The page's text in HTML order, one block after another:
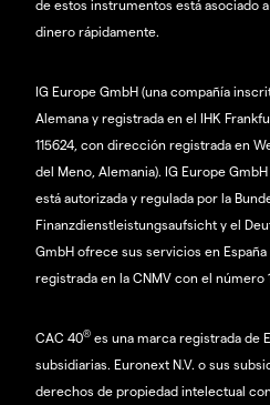
de estos instrumentos está asociado
dinero rápidamente.
IG Europe GmbH (una compañía
Alemana y registrada en el IHK
115624, con dirección registrada en
del Meno, Alemania). IG Europe
está autorizada y regulada por la
Finanzdienstleistungsaufsicht y el
GmbH ofrece sus servicios en
registrada en la CNMV con el número
CAC 40® es una marca registrada de
subsidiarias. Euronext N.V. o sus
derechos de propiedad intelectual